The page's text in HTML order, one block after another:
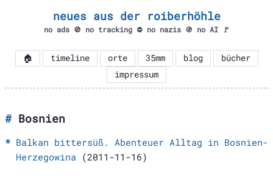
neues aus der roiberhöhle
no ads 🚫 no tracking ⛔ no nazis 🚯 no AI 🚩
🏠 timeline orte 35mm blog
bücher
impressum
Bosnien
Balkan bittersüß. Abenteuer Alltag in Bosnien-
Herzegowina (2011-11-16)